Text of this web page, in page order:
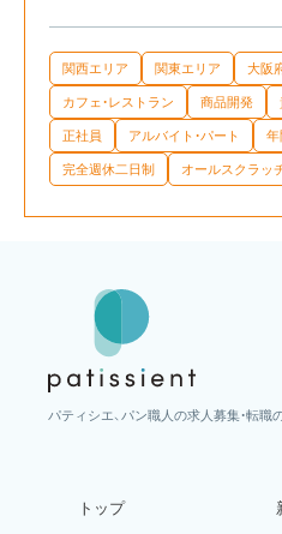
関西エリア 関東エリア 大阪
カフェ・レストラン 商品開発
正社員 アルバイト・パート 年
完全週休二日制 オールスクラッ
パティシエ、パン職人の求人募集・転職
トップ